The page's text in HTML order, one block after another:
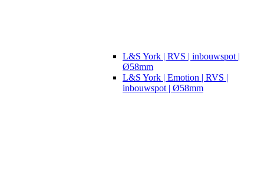
L&S York | RVS | inbouwspot |
Ø58mm
L&S York | Emotion | RVS |
inbouwspot | Ø58mm